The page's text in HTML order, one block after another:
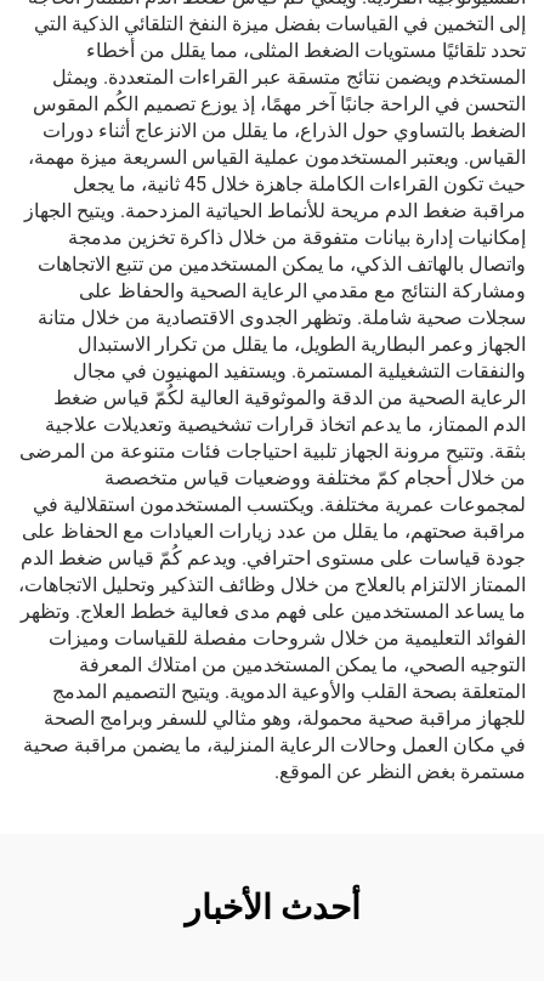
إلى التخمين في القياسات بفضل ميزة النفخ التلقائي الذكية التي
تحدد تلقائيًا مستويات الضغط المثلى، مما يقلل من أخطاء
المستخدم ويضمن نتائج متسقة عبر القراءات المتعددة. ويمثل
التحسن في الراحة جانبًا آخر مهمًا، إذ يوزع تصميم الكُم المقوس
الضغط بالتساوي حول الذراع، ما يقلل من الانزعاج أثناء دورات
القياس. ويعتبر المستخدمون عملية القياس السريعة ميزة مهمة،
حيث تكون القراءات الكاملة جاهزة خلال 45 ثانية، ما يجعل
مراقبة ضغط الدم مريحة للأنماط الحياتية المزدحمة. ويتيح الجهاز
إمكانيات إدارة بيانات متفوقة من خلال ذاكرة تخزين مدمجة
واتصال بالهاتف الذكي، ما يمكن المستخدمين من تتبع الاتجاهات
ومشاركة النتائج مع مقدمي الرعاية الصحية والحفاظ على
سجلات صحية شاملة. وتظهر الجدوى الاقتصادية من خلال متانة
الجهاز وعمر البطارية الطويل، ما يقلل من تكرار الاستبدال
والنفقات التشغيلية المستمرة. ويستفيد المهنيون في مجال
الرعاية الصحية من الدقة والموثوقية العالية لكُمّ قياس ضغط
الدم الممتاز، ما يدعم اتخاذ قرارات تشخيصية وتعديلات علاجية
بثقة. وتتيح مرونة الجهاز تلبية احتياجات فئات متنوعة من المرضى
من خلال أحجام كمّ مختلفة ووضعيات قياس متخصصة
لمجموعات عمرية مختلفة. ويكتسب المستخدمون استقلالية في
مراقبة صحتهم، ما يقلل من عدد زيارات العيادات مع الحفاظ على
جودة قياسات على مستوى احترافي. ويدعم كُمّ قياس ضغط الدم
الممتاز الالتزام بالعلاج من خلال وظائف التذكير وتحليل الاتجاهات،
ما يساعد المستخدمين على فهم مدى فعالية خطط العلاج. وتظهر
الفوائد التعليمية من خلال شروحات مفصلة للقياسات وميزات
التوجيه الصحي، ما يمكن المستخدمين من امتلاك المعرفة
المتعلقة بصحة القلب والأوعية الدموية. ويتيح التصميم المدمج
للجهاز مراقبة صحية محمولة، وهو مثالي للسفر وبرامج الصحة
في مكان العمل وحالات الرعاية المنزلية، ما يضمن مراقبة صحية
مستمرة بغض النظر عن الموقع.
أحدث الأخبار